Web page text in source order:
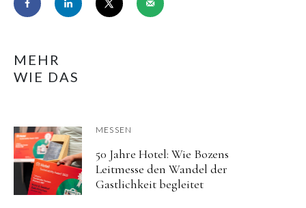
MEHR
WIE DAS
MESSEN
50 Jahre Hotel: Wie Bozens
Leitmesse den Wandel der
Gastlichkeit begleitet